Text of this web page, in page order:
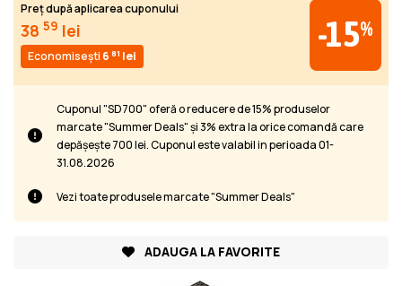
Preț după aplicarea cuponului
38 59 lei
Economisești 6 81 lei
-15%
Cuponul "SD700" oferă o reducere de 15% produselor
marcate "Summer Deals" și 3% extra la orice comandă care
depășește 700 lei. Cuponul este valabil in perioada 01-
31.08.2026
Vezi toate produsele marcate "Summer Deals"
ADAUGA LA FAVORITE